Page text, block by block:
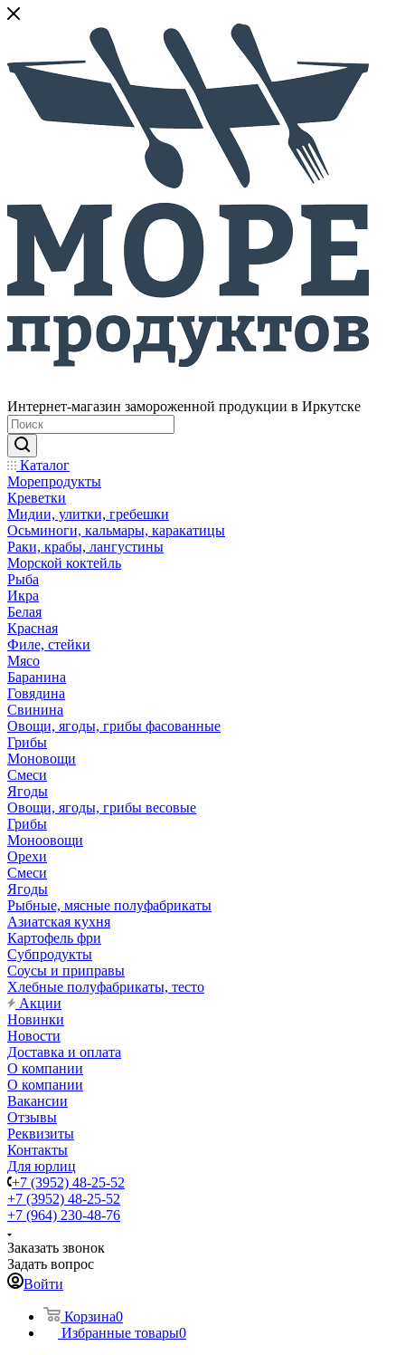
Интернет-магазин замороженной продукции в Иркутске
Каталог
Морепродукты
Креветки
Мидии, улитки, гребешки
Осьминоги, кальмары, каракатицы
Раки, крабы, лангустины
Морской коктейль
Рыба
Икра
Белая
Красная
Филе, стейки
Мясо
Баранина
Говядина
Свинина
Овощи, ягоды, грибы фасованные
Грибы
Моновощи
Смеси
Ягоды
Овощи, ягоды, грибы весовые
Грибы
Моноовощи
Орехи
Смеси
Ягоды
Рыбные, мясные полуфабрикаты
Азиатская кухня
Картофель фри
Субпродукты
Соусы и приправы
Хлебные полуфабрикаты, тесто
Акции
Новинки
Новости
Доставка и оплата
О компании
О компании
Вакансии
Отзывы
Реквизиты
Контакты
Для юрлиц
+7 (3952) 48-25-52
+7 (3952) 48-25-52
+7 (964) 230-48-76
Заказать звонок
Задать вопрос
Войти
Корзина0
Избранные товары0